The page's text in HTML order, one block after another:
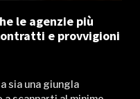
le agenzie più
e provvigioni
sia una giungla